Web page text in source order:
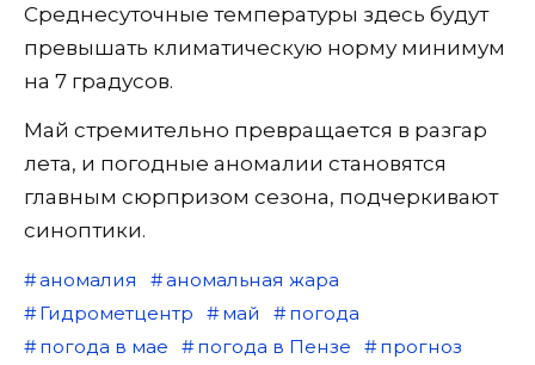
Среднесуточные температуры здесь будут
превышать климатическую норму минимум
на 7 градусов.
Май стремительно превращается в разгар
лета, и погодные аномалии становятся
главным сюрпризом сезона, подчеркивают
синоптики.
аномалия
аномальная жара
Гидрометцентр
май
погода
погода в мае
погода в Пензе
прогноз